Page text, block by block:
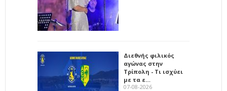
Διεθνής φιλικός
αγώνας στην
Τρίπολη - Τι ισχύει
με τα ε…
07-08-2026